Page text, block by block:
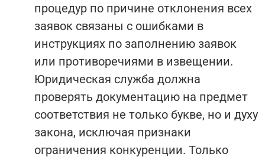
процедур по причине отклонения всех
заявок связаны с ошибками в
инструкциях по заполнению заявок
или противоречиями в извещении.
Юридическая служба должна
проверять документацию на предмет
соответствия не только букве, но и духу
закона, исключая признаки
ограничения конкуренции. Только